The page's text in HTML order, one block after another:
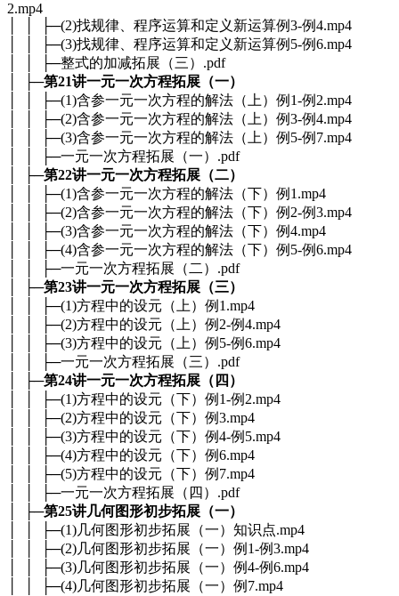
2.mp4
│ │ ├─(2)找规律、程序运算和定义新运算例3-例4.mp4
│ │ ├─(3)找规律、程序运算和定义新运算例5-例6.mp4
│ │ ├─整式的加减拓展（三）.pdf
│ ├─第21讲一元一次方程拓展（一）
│ │ ├─(1)含参一元一次方程的解法（上）例1-例2.mp4
│ │ ├─(2)含参一元一次方程的解法（上）例3-例4.mp4
│ │ ├─(3)含参一元一次方程的解法（上）例5-例7.mp4
│ │ ├─一元一次方程拓展（一）.pdf
│ ├─第22讲一元一次方程拓展（二）
│ │ ├─(1)含参一元一次方程的解法（下）例1.mp4
│ │ ├─(2)含参一元一次方程的解法（下）例2-例3.mp4
│ │ ├─(3)含参一元一次方程的解法（下）例4.mp4
│ │ ├─(4)含参一元一次方程的解法（下）例5-例6.mp4
│ │ ├─一元一次方程拓展（二）.pdf
│ ├─第23讲一元一次方程拓展（三）
│ │ ├─(1)方程中的设元（上）例1.mp4
│ │ ├─(2)方程中的设元（上）例2-例4.mp4
│ │ ├─(3)方程中的设元（上）例5-例6.mp4
│ │ ├─一元一次方程拓展（三）.pdf
│ ├─第24讲一元一次方程拓展（四）
│ │ ├─(1)方程中的设元（下）例1-例2.mp4
│ │ ├─(2)方程中的设元（下）例3.mp4
│ │ ├─(3)方程中的设元（下）例4-例5.mp4
│ │ ├─(4)方程中的设元（下）例6.mp4
│ │ ├─(5)方程中的设元（下）例7.mp4
│ │ ├─一元一次方程拓展（四）.pdf
│ ├─第25讲几何图形初步拓展（一）
│ │ ├─(1)几何图形初步拓展（一）知识点.mp4
│ │ ├─(2)几何图形初步拓展（一）例1-例3.mp4
│ │ ├─(3)几何图形初步拓展（一）例4-例6.mp4
│ │ ├─(4)几何图形初步拓展（一）例7.mp4